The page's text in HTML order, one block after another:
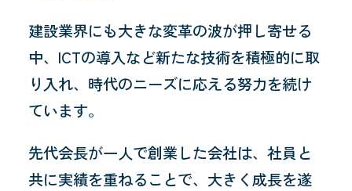
建設業界にも大きな変革の波が押し寄せる
中、ICTの導入など新たな技術を積極的に取
り入れ、時代のニーズに応える努力を続け
ています。
先代会長が一人で創業した会社は、社員と
共に実績を重ねることで、大きく成長を遂